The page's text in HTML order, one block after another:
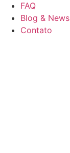
FAQ
Blog & News
Contato